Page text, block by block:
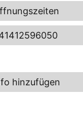
hinzufügen